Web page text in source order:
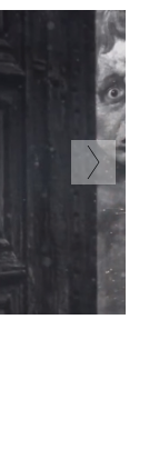
Next